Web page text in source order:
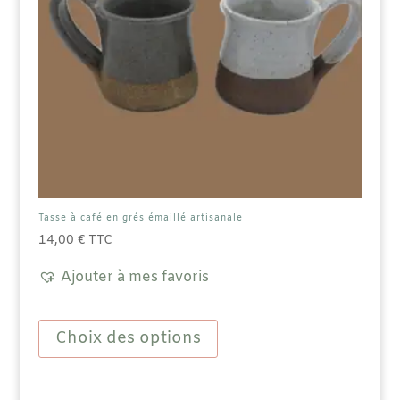
Tasse à café en grés émaillé artisanale
14,00 € TTC
Ajouter à mes favoris
Choix des options
produit
plusieurs